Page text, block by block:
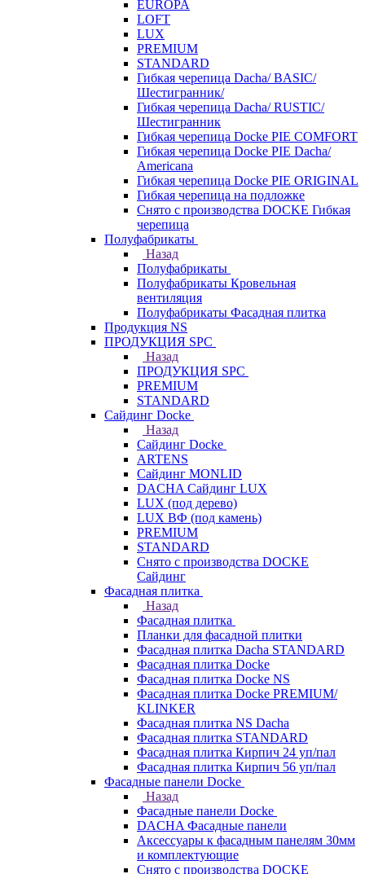
EUROPA
LOFT
LUX
PREMIUM
STANDARD
Гибкая черепица Dacha/ BASIC/
Шестигранник/
Гибкая черепица Dacha/ RUSTIC/
Шестигранник
Гибкая черепица Docke PIE COMFORT
Гибкая черепица Docke PIE Dacha/
Americana
Гибкая черепица Docke PIE ОRIGINАL
Гибкая черепица на подложке
Снято с производства DOCKE Гибкая
черепица
Полуфабрикаты
Назад
Полуфабрикаты
Полуфабрикаты Кровельная
вентиляция
Полуфабрикаты Фасадная плитка
Продукция NS
ПРОДУКЦИЯ SPC
Назад
ПРОДУКЦИЯ SPC
PREMIUM
STANDARD
Сайдинг Docke
Назад
Сайдинг Docke
ARTENS
Cайдинг MONLID
DACHA Сайдинг LUX
LUX (под дерево)
LUX ВФ (под камень)
PREMIUM
STANDARD
Снято с производства DOCKE
Сайдинг
Фасадная плитка
Назад
Фасадная плитка
Планки для фасадной плитки
Фасадная плитка Dacha STANDARD
Фасадная плитка Docke
Фасадная плитка Docke NS
Фасадная плитка Docke PREMIUM/
KLINKER
Фасадная плитка NS Dacha
Фасадная плитка STANDARD
Фасадная плитка Кирпич 24 уп/пал
Фасадная плитка Кирпич 56 уп/пал
Фасадные панели Docke
Назад
Фасадные панели Docke
DACHA Фасадные панели
Аксессуары к фасадным панелям 30мм
и комплектующие
Снято с производства DOCKE